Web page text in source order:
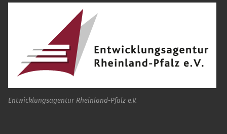
Entwicklungsagentur Rheinland-Pfalz e.V.